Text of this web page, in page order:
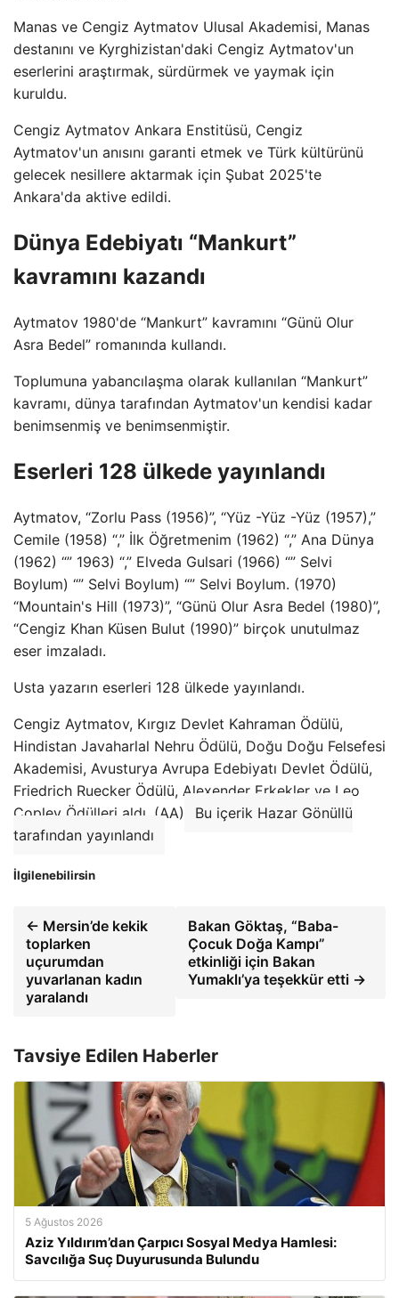
Manas ve Cengiz Aytmatov Ulusal Akademisi, Manas
destanını ve Kyrghizistan'daki Cengiz Aytmatov'un
eserlerini araştırmak, sürdürmek ve yaymak için
kuruldu.
Cengiz Aytmatov Ankara Enstitüsü, Cengiz
Aytmatov'un anısını garanti etmek ve Türk kültürünü
gelecek nesillere aktarmak için Şubat 2025'te
Ankara'da aktive edildi.
Dünya Edebiyatı “Mankurt”
kavramını kazandı
Aytmatov 1980'de “Mankurt” kavramını “Günü Olur
Asra Bedel” romanında kullandı.
Toplumuna yabancılaşma olarak kullanılan “Mankurt”
kavramı, dünya tarafından Aytmatov'un kendisi kadar
benimsenmiş ve benimsenmiştir.
Eserleri 128 ülkede yayınlandı
Aytmatov, “Zorlu Pass (1956)”, “Yüz -Yüz -Yüz (1957),”
Cemile (1958) “,” İlk Öğretmenim (1962) “,” Ana Dünya
(1962) “” 1963) “,” Elveda Gulsari (1966) “” Selvi
Boylum) “” Selvi Boylum) “” Selvi Boylum. (1970)
“Mountain's Hill (1973)”, “Günü Olur Asra Bedel (1980)”,
“Cengiz Khan Küsen Bulut (1990)” birçok unutulmaz
eser imzaladı.
Usta yazarın eserleri 128 ülkede yayınlandı.
Cengiz Aytmatov, Kırgız Devlet Kahraman Ödülü,
Hindistan Javaharlal Nehru Ödülü, Doğu Doğu Felsefesi
Akademisi, Avusturya Avrupa Edebiyatı Devlet Ödülü,
Friedrich Ruecker Ödülü, Alexender Erkekler ve Leo
Coplev Ödülleri aldı. (AA)
Bu içerik Hazar Gönüllü
tarafından yayınlandı
İlgilenebilirsin
← Mersin’de kekik
toplarken
uçurumdan
yuvarlanan kadın
yaralandı
Bakan Göktaş, “Baba-
Çocuk Doğa Kampı”
etkinliği için Bakan
Yumaklı’ya teşekkür etti →
Tavsiye Edilen Haberler
5 Ağustos 2026
Aziz Yıldırım’dan Çarpıcı Sosyal Medya Hamlesi:
Savcılığa Suç Duyurusunda Bulundu